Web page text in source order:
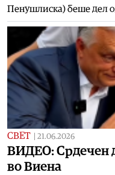
Пенушлиска) беше дел
СВЕТ 21.06.2026
ВИДЕО: Срдечен
во Виена